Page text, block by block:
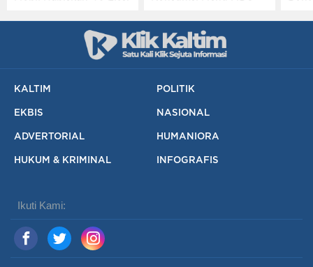
KALTIM POLITIK
EKBIS NASIONAL
ADVERTORIAL HUMANIORA
HUKUM & KRIMINAL INFOGRAFIS
Ikuti Kami: